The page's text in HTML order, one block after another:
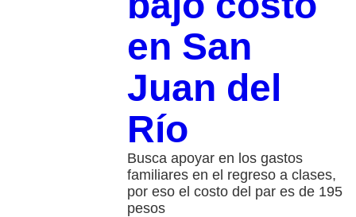
en San
Juan del
Río
Busca apoyar en los gastos
familiares en el regreso a clases,
por eso el costo del par es de 195
pesos